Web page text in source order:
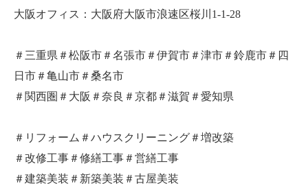
大阪オフィス：大阪府大阪市浪速区桜川1-1-28
＃三重県＃松阪市＃名張市＃伊賀市＃津市＃鈴鹿市＃四
日市＃亀山市＃桑名市
＃関西圏＃大阪＃奈良＃京都＃滋賀＃愛知県
＃リフォーム＃ハウスクリーニング＃増改築
＃改修工事＃修繕工事＃営繕工事
＃建築美装＃新築美装＃古屋美装